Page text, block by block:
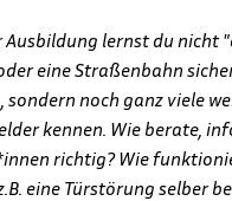
Ausbildung lernst du nicht
eine Straßenbahn
sondern noch ganz viele
kennen. Wie berate,
richtig? Wie
eine Türstörung selber